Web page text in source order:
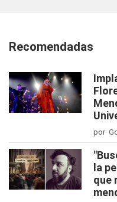
Recomendadas
por
la
que